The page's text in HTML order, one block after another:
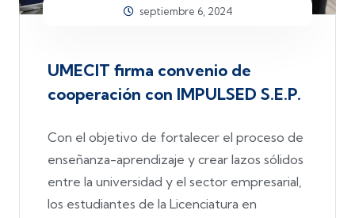
septiembre 6, 2024
UMECIT firma convenio de
cooperación con IMPULSED S.E.P.
Con el objetivo de fortalecer el proceso de
enseñanza-aprendizaje y crear lazos sólidos
entre la universidad y el sector empresarial,
los estudiantes de la Licenciatura en